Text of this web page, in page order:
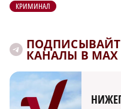
КРИМИНАЛ
КАНАЛЫ В MAX